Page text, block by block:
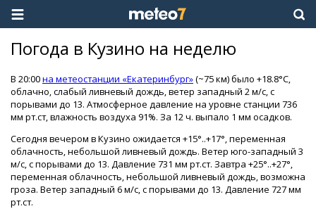
Погода в Кузино на неделю
В 20:00на метеостанции «Екатеринбург»(~75 км) было +18.8°C,
облачно, слабый ливневый дождь, ветер западный 2 м/с, с
порывами до 13. Атмосферное давление на уровне станции 736
мм рт.ст, влажность воздуха 91%. За 12 ч. выпало 1 мм осадков.
Сегодня вечером в Кузино ожидается +15°..+17°, переменная
облачность, небольшой ливневый дождь. Ветер юго-западный 3
м/с, с порывами до 13. Давление 731 мм рт.ст. Завтра +25°..+27°,
переменная облачность, небольшой ливневый дождь, возможна
гроза. Ветер западный 6 м/с, с порывами до 13. Давление 727 мм
рт.ст.